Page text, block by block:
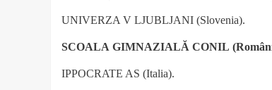
UNIVERZA V LJUBLJANI
SCOALA GIMNAZIALĂ CONIL
IPPOCRATE AS (Italia).